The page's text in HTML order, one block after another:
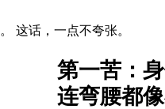
这话，一点不夸张。
第一苦：
连弯腰都